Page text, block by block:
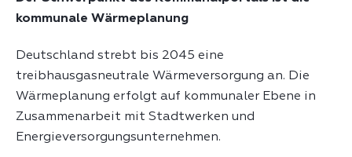
kommunale Wärmeplanung
Deutschland strebt bis 2045 eine
treibhausgasneutrale Wärmeversorgung an. Die
Wärmeplanung erfolgt auf kommunaler Ebene in
Zusammenarbeit mit Stadtwerken und
Energieversorgungsunternehmen.